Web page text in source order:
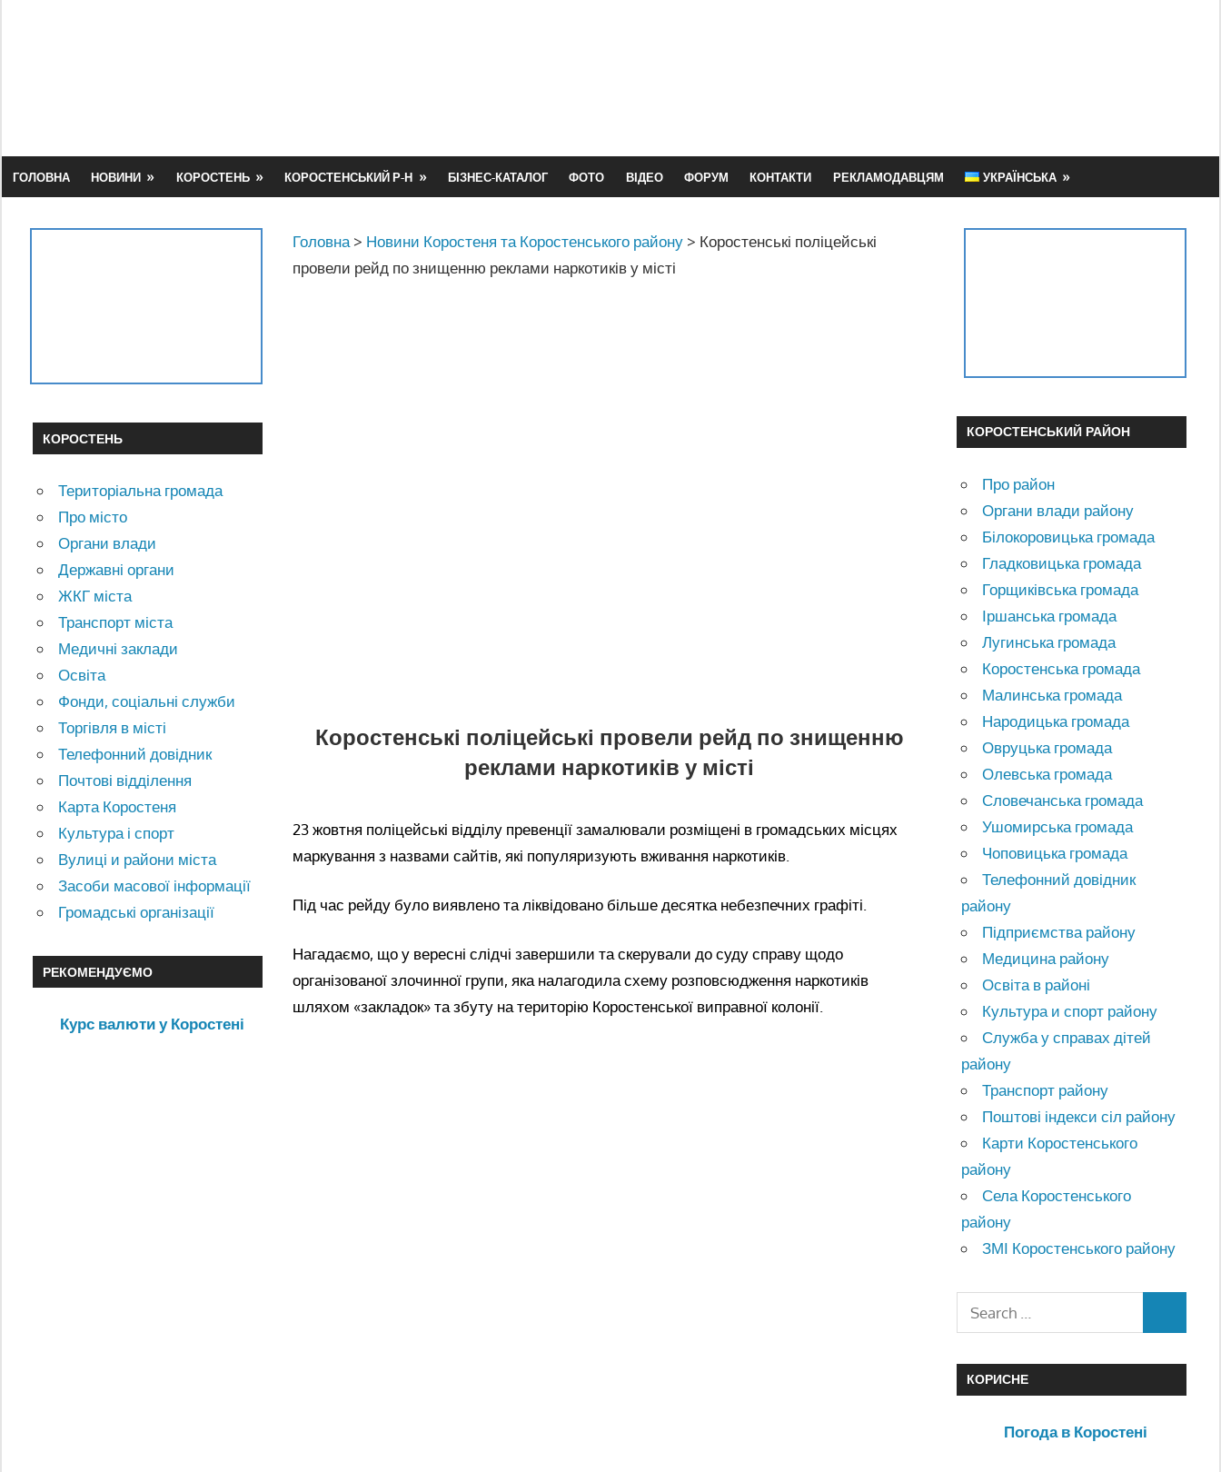
ГОЛОВНА НОВИНИ КОРОСТЕНЬ КОРОСТЕНСЬКИЙ Р-Н БІЗНЕС-КАТАЛОГ ФОТО ВІДЕО ФОРУМ КОНТАКТИ РЕКЛАМОДАВЦЯМ УКРАЇНСЬКА
Головна > Новини Коростеня та Коростенського району > Коростенські поліцейські
провели рейд по знищенню реклами наркотиків у місті
Коростенські поліцейські провели рейд по знищенню
реклами наркотиків у місті
23 жовтня поліцейські відділу превенції замалювали розміщені в громадських місцях
маркування з назвами сайтів, які популяризують вживання наркотиків.
Під час рейду було виявлено та ліквідовано більше десятка небезпечних графіті.
Нагадаємо, що у вересні слідчі завершили та скерували до суду справу щодо
організованої злочинної групи, яка налагодила схему розповсюдження наркотиків
шляхом «закладок» та збуту на територію Коростенської виправної колонії.
КОРОСТЕНЬ
Територіальна громада
Про місто
Органи влади
Державні органи
ЖКГ міста
Транспорт міста
Медичні заклади
Освіта
Фонди, соціальні служби
Торгівля в місті
Телефонний довідник
Почтові відділення
Карта Коростеня
Культура і спорт
Вулиці и райони міста
Засоби масової інформації
Громадські організації
РЕКОМЕНДУЄМО
Курс валюти у Коростені
КОРОСТЕНСЬКИЙ РАЙОН
Про район
Органи влади району
Білокоровицька громада
Гладковицька громада
Горщиківська громада
Іршанська громада
Лугинська громада
Коростенська громада
Малинська громада
Народицька громада
Овруцька громада
Олевська громада
Словечанська громада
Ушомирська громада
Чоповицька громада
Телефонний довідник
району
Підприємства району
Медицина району
Освіта в районі
Культура и спорт району
Служба у справах дітей
району
Транспорт району
Поштові індекси сіл району
Карти Коростенського
району
Села Коростенського
району
ЗМІ Коростенського району
КОРИСНЕ
Погода в Коростені